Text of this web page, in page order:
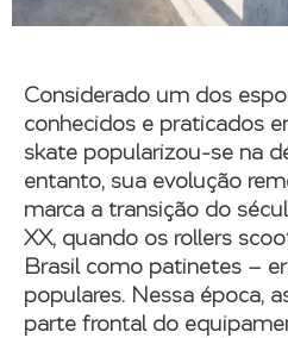
Considerado um dos
conhecidos e praticados
skate popularizou-se na
entanto, sua evolução
marca a transição do
XX, quando os rollers
Brasil como patinetes –
populares. Nessa época,
parte frontal do